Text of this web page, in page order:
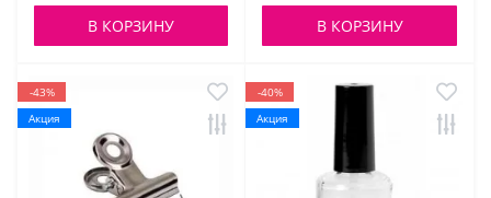
В КОРЗИНУ В КОРЗИНУ
-43%
Акция
-40%
Акция